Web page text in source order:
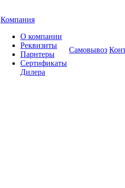
Компания
О компании
Реквизиты
Парнтеры
Сертификаты
Дилера
Самовывоз